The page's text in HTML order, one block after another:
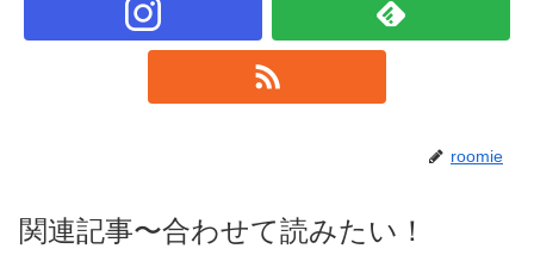
roomie
関連記事〜合わせて読みたい！